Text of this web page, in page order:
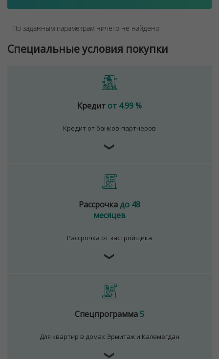
По заданным параметрам ничего не найдено
Специальные условия покупки
Кредит от 4.99 %
Кредит от банков-партнеров
❯
Рассрочкадо 48
месяцев
Рассрочка от застройщика
❯
Спецпрограмма5
Для квартир в домах Эрмитаж и Калемегдан
❯